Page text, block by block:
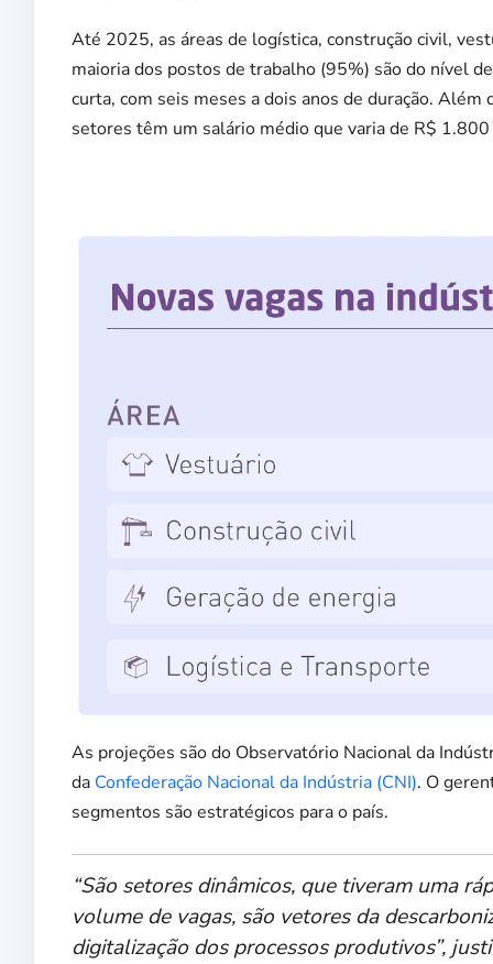
Até 2025, as áreas de logística, construção civil,
maioria dos postos de trabalho (95%) são do nível
curta, com seis meses a dois anos de duração.
setores têm um salário médio que varia de R$
As projeções são do Observatório Nacional da
da Confederação Nacional da Indústria (CNI). O
segmentos são estratégicos para o país.
“São setores dinâmicos, que tiveram uma
volume de vagas, são vetores da
digitalização dos processos produtivos”,